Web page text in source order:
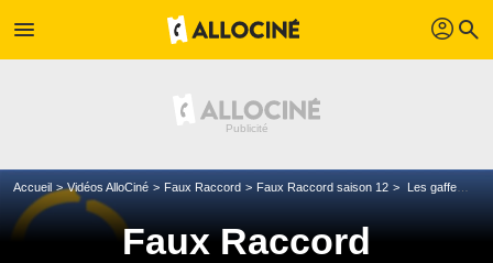
menu profil search
Accueil Vidéos AlloCiné Faux Raccord Faux Raccord saison 12 Les gaffes et erreurs de Pixar (1001 Pattes / Là-haut / Ratatouille / Vice Versa / WALL-E)
Faux Raccord